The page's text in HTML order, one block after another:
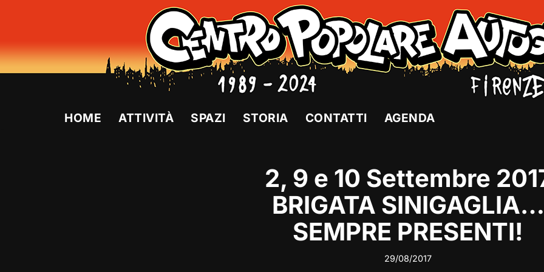
al
HOME ATTIVITÀ SPAZI STORIA CONTATTI AGENDA
2, 9 e 10 Settembre
BRIGATA SINIGAGLIA…
SEMPRE PRESENTI!
29/08/2017